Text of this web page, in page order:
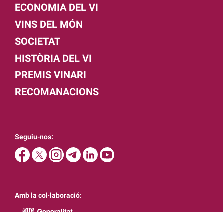
ECONOMIA DEL VI
VINS DEL MÓN
SOCIETAT
HISTÒRIA DEL VI
PREMIS VINARI
RECOMANACIONS
Seguiu-nos:
Amb la col·laboració: